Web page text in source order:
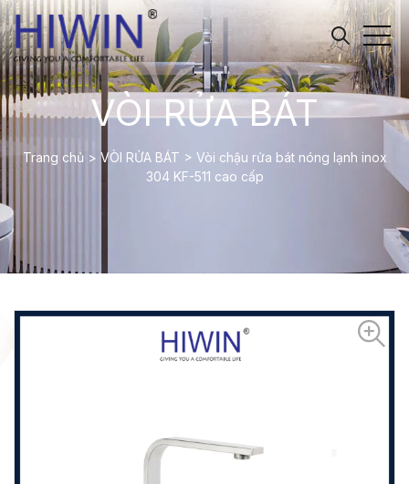
VÒI RỬA BÁT
Trang chủ > VÒI RỬA BÁT > Vòi chậu rửa bát nóng lạnh inox
304 KF-511 cao cấp